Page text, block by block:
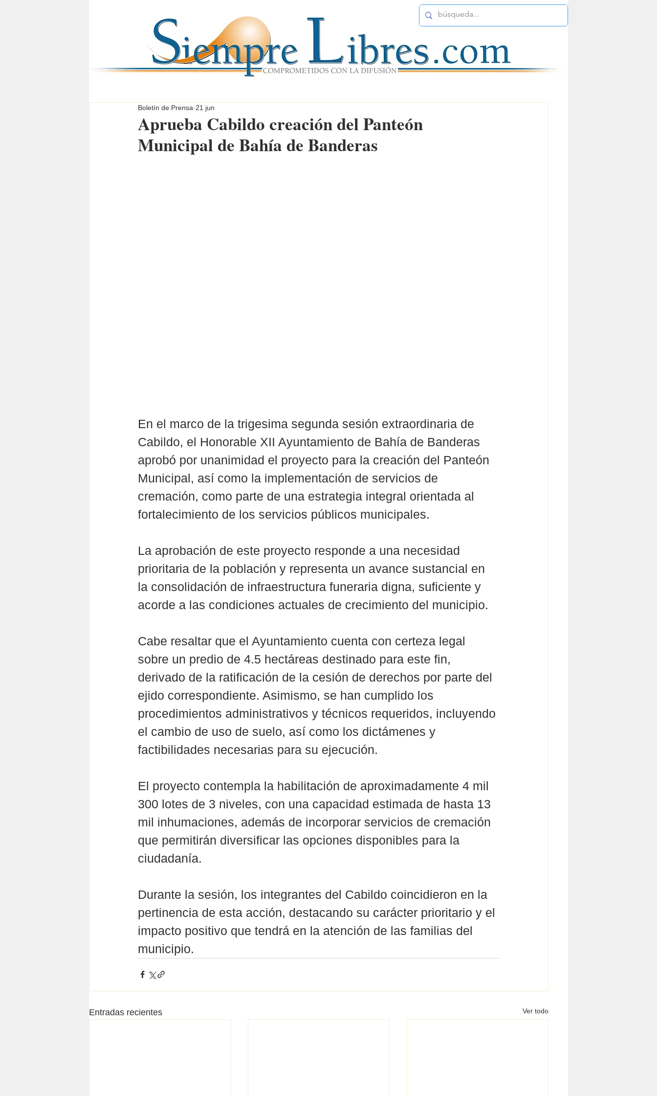
Aprueba Cabildo creación del Panteón
Municipal de Bahía de Banderas
Boletín de Prensa 21 jun
En el marco de la trigesima segunda sesión extraordinaria de
Cabildo, el Honorable XII Ayuntamiento de Bahía de Banderas
aprobó por unanimidad el proyecto para la creación del Panteón
Municipal, así como la implementación de servicios de
cremación, como parte de una estrategia integral orientada al
fortalecimiento de los servicios públicos municipales.
La aprobación de este proyecto responde a una necesidad
prioritaria de la población y representa un avance sustancial en
la consolidación de infraestructura funeraria digna, suficiente y
acorde a las condiciones actuales de crecimiento del municipio.
Cabe resaltar que el Ayuntamiento cuenta con certeza legal
sobre un predio de 4.5 hectáreas destinado para este fin,
derivado de la ratificación de la cesión de derechos por parte del
ejido correspondiente. Asimismo, se han cumplido los
procedimientos administrativos y técnicos requeridos, incluyendo
el cambio de uso de suelo, así como los dictámenes y
factibilidades necesarias para su ejecución.
El proyecto contempla la habilitación de aproximadamente 4 mil
300 lotes de 3 niveles, con una capacidad estimada de hasta 13
mil inhumaciones, además de incorporar servicios de cremación
que permitirán diversificar las opciones disponibles para la
ciudadanía.
Durante la sesión, los integrantes del Cabildo coincidieron en la
pertinencia de esta acción, destacando su carácter prioritario y el
impacto positivo que tendrá en la atención de las familias del
municipio.
Entradas recientes Ver todo